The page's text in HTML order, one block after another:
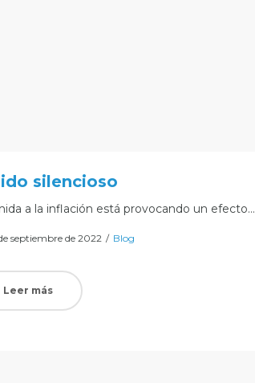
silencioso
a la inflación está provocando un efecto…
septiembre de 2022
Posted
Blog
Leer más